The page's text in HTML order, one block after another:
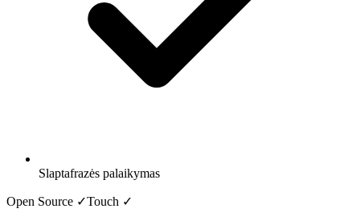
Slaptafrazės palaikymas
Open Source ✓Touch ✓